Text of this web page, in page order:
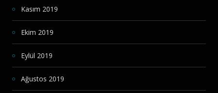
Kasım 2019
Ekim 2019
Eylül 2019
Ağustos 2019